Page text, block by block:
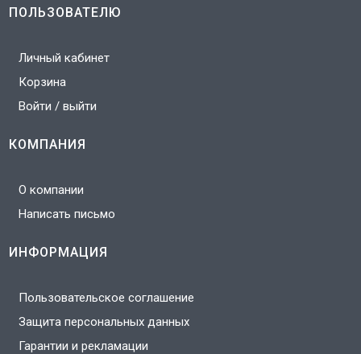
ПОЛЬЗОВАТЕЛЮ
Личный кабинет
Корзина
Войти / выйти
КОМПАНИЯ
О компании
Написать письмо
ИНФОРМАЦИЯ
Пользовательское соглашение
Защита персональных данных
Гарантии и рекламации